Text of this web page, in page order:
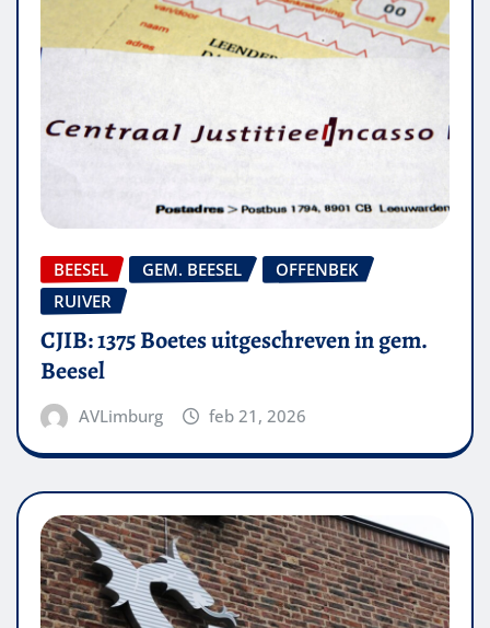
BEESEL GEM. BEESEL
OFFENBEK
RUIVER
CJIB: 1375 Boetes uitgeschreven in gem.
Beesel
AVLimburg feb 21, 2026